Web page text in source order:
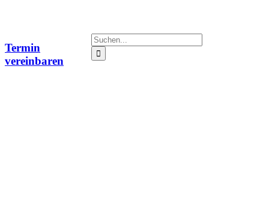
Termin
vereinbaren
Suche
nach: